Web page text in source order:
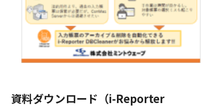
資料ダウンロード（i-Reporter